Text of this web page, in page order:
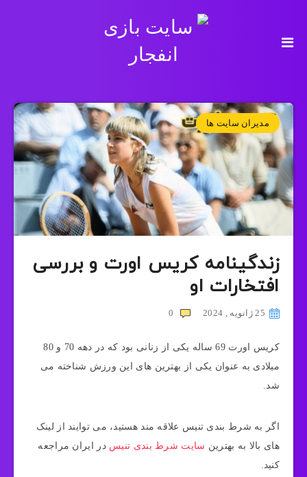
مدیران سایت ها
زندگینامه کریس اورت و بررسی
افتخارات او
25 ژانویه , 2024 0
کریس اورت 69 ساله یکی از زنانی بود که در دهه 70 و 80
میلادی به عنوان یکی از بهترین های این ورزش شناخته می
شد.
اگر به شرط بندی تنیس علاقه مند هستید، می توایند از لینک
های بالا به بهترین سایت شرط بندی تنیس در ایران مراجعه
کنید.